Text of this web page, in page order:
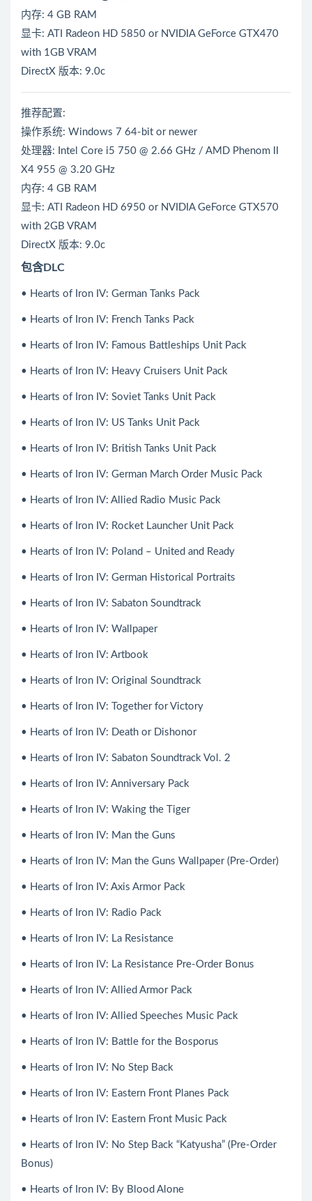
内存: 4 GB RAM
显卡: ATI Radeon HD 5850 or NVIDIA GeForce GTX470
with 1GB VRAM
DirectX 版本: 9.0c
推荐配置:
操作系统: Windows 7 64-bit or newer
处理器: Intel Core i5 750 @ 2.66 GHz / AMD Phenom II
X4 955 @ 3.20 GHz
内存: 4 GB RAM
显卡: ATI Radeon HD 6950 or NVIDIA GeForce GTX570
with 2GB VRAM
DirectX 版本: 9.0c
包含DLC
• Hearts of Iron IV: German Tanks Pack
• Hearts of Iron IV: French Tanks Pack
• Hearts of Iron IV: Famous Battleships Unit Pack
• Hearts of Iron IV: Heavy Cruisers Unit Pack
• Hearts of Iron IV: Soviet Tanks Unit Pack
• Hearts of Iron IV: US Tanks Unit Pack
• Hearts of Iron IV: British Tanks Unit Pack
• Hearts of Iron IV: German March Order Music Pack
• Hearts of Iron IV: Allied Radio Music Pack
• Hearts of Iron IV: Rocket Launcher Unit Pack
• Hearts of Iron IV: Poland – United and Ready
• Hearts of Iron IV: German Historical Portraits
• Hearts of Iron IV: Sabaton Soundtrack
• Hearts of Iron IV: Wallpaper
• Hearts of Iron IV: Artbook
• Hearts of Iron IV: Original Soundtrack
• Hearts of Iron IV: Together for Victory
• Hearts of Iron IV: Death or Dishonor
• Hearts of Iron IV: Sabaton Soundtrack Vol. 2
• Hearts of Iron IV: Anniversary Pack
• Hearts of Iron IV: Waking the Tiger
• Hearts of Iron IV: Man the Guns
• Hearts of Iron IV: Man the Guns Wallpaper (Pre-Order)
• Hearts of Iron IV: Axis Armor Pack
• Hearts of Iron IV: Radio Pack
• Hearts of Iron IV: La Resistance
• Hearts of Iron IV: La Resistance Pre-Order Bonus
• Hearts of Iron IV: Allied Armor Pack
• Hearts of Iron IV: Allied Speeches Music Pack
• Hearts of Iron IV: Battle for the Bosporus
• Hearts of Iron IV: No Step Back
• Hearts of Iron IV: Eastern Front Planes Pack
• Hearts of Iron IV: Eastern Front Music Pack
• Hearts of Iron IV: No Step Back “Katyusha” (Pre-Order
Bonus)
• Hearts of Iron IV: By Blood Alone